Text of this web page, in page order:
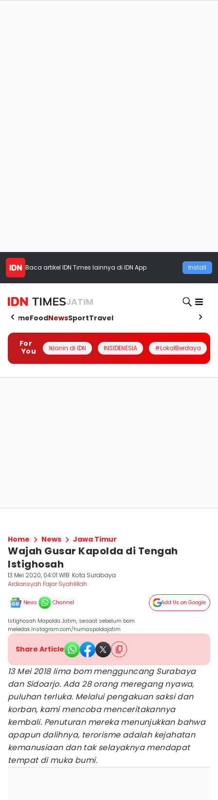
Baca artikel IDN Times lainnya di IDN App Install
JATIM
HomeFoodNewsSportTravel
For
You
Iklanin di IDN INSIDENESIA #LokalBerdaya
Home News Jawa Timur
Wajah Gusar Kapolda di Tengah
Istighosah
13 Mei 2020, 04:01 WIB Kota Surabaya
Ardiansyah Fajar Syahlillah
News Channel Add Us on Google
Istighosah Mapolda Jatim, sesaat sebelum bom
meledak.Instagram.com/humaspoldajatim
Share Article
13 Mei 2018 lima bom mengguncang Surabaya
dan Sidoarjo. Ada 28 orang meregang nyawa,
puluhan terluka. Melalui pengakuan saksi dan
korban, kami mencoba menceritakannya
kembali. Penuturan mereka menunjukkan bahwa
apapun dalihnya, terorisme adalah kejahatan
kemanusiaan dan tak selayaknya mendapat
tempat di muka bumi.